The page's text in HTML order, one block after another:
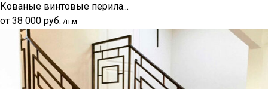
Кованые винтовые перила...
от 38 000 руб. /п.м